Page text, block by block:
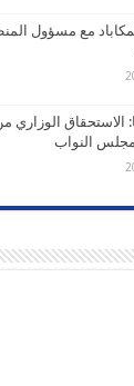
مع مسؤول
الوزاري من
النواب